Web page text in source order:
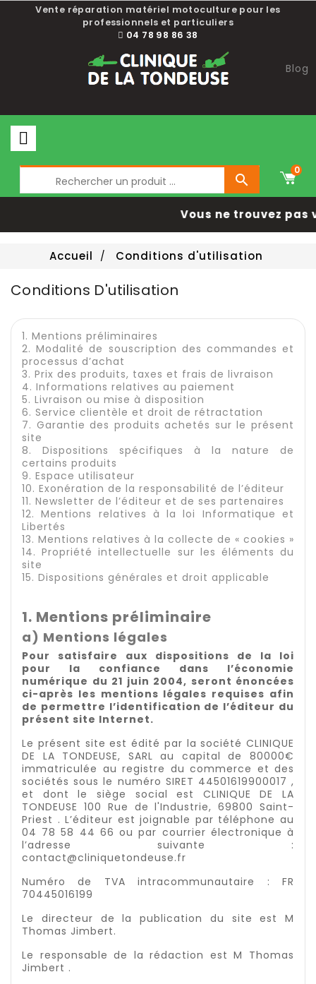
Vente réparation matériel motoculture pour les
professionnels et particuliers
04 78 98 86 38
Blog

0
Vous ne trouvez pas
Accueil Conditions d'utilisation
Conditions D'utilisation
1. Mentions préliminaires
2. Modalité de souscription des commandes et
processus d’achat
3. Prix des produits, taxes et frais de livraison
4. Informations relatives au paiement
5. Livraison ou mise à disposition
6. Service clientèle et droit de rétractation
7. Garantie des produits achetés sur le présent
site
8. Dispositions spécifiques à la nature de
certains produits
9. Espace utilisateur
10. Exonération de la responsabilité de l’éditeur
11. Newsletter de l’éditeur et de ses partenaires
12. Mentions relatives à la loi Informatique et
Libertés
13. Mentions relatives à la collecte de « cookies »
14. Propriété intellectuelle sur les éléments du
site
15. Dispositions générales et droit applicable
1. Mentions préliminaire
a) Mentions légales
Pour satisfaire aux dispositions de la loi
pour la confiance dans l’économie
numérique du 21 juin 2004, seront énoncées
ci-après les mentions légales requises afin
de permettre l’identification de l’éditeur du
présent site Internet.
Le présent site est édité par la société CLINIQUE
DE LA TONDEUSE, SARL au capital de 80000€
immatriculée au registre du commerce et des
sociétés sous le numéro SIRET 44501619900017 ,
et dont le siège social est CLINIQUE DE LA
TONDEUSE 100 Rue de l'Industrie, 69800 Saint-
Priest . L’éditeur est joignable par téléphone au
04 78 58 44 66 ou par courrier électronique à
l’adresse suivante :
contact@cliniquetondeuse.fr
Numéro de TVA intracommunautaire : FR
70445016199
Le directeur de la publication du site est M
Thomas Jimbert.
Le responsable de la rédaction est M Thomas
Jimbert .